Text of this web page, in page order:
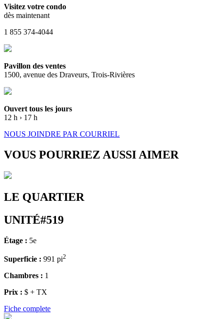
Visitez votre condo
dès maintenant
1 855 374-4044
Pavillon des ventes
1500, avenue des Draveurs, Trois-Rivières
Ouvert tous les jours
12 h › 17 h
NOUS JOINDRE PAR COURRIEL
VOUS POURRIEZ AUSSI AIMER
LE QUARTIER
UNITÉ#519
Étage : 5e
Superficie : 991 pi2
Chambres : 1
Prix : $ + TX
Fiche complete